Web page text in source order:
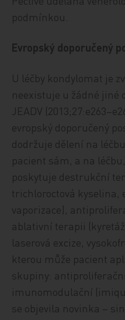
podmínkou.
Evropský doporučený
U léčby kondylomat je
neexistuje u žádné jiné
JEADV
evropský doporučený
dodržuje dělení na
pacient sám, a na
poskytuje destrukční
trichloroctová kyselina,
vaporizace),
ablativní terapii
laserová excize,
kterou může pacient
skupiny:
imunomodulační
se objevila novinka –